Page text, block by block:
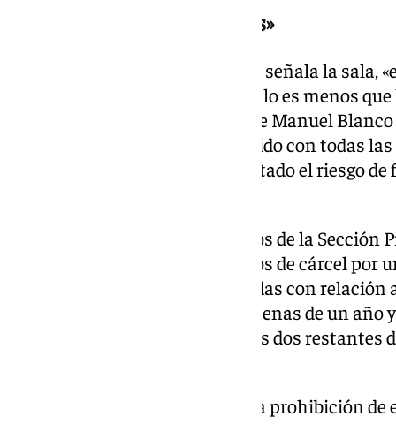
Las «obligaciones impuestas»
Tras la sentencia condenatoria, señala la sala,
procesal no es idéntica, pero no lo es menos
presente causa no es firme y que Manuel
ha sido citado, habiendo cumplido con todas
que el tribunal no ve «incrementado el riesgo
En su sentencia, los magistrados de la
al acusado una pena de seis años de cárcel por
atenuante de dilaciones indebidas con
la víctima de Marruecos; y dos penas de un
de agresión sexual respecto a las dos
Además, el tribunal le impone la prohibición